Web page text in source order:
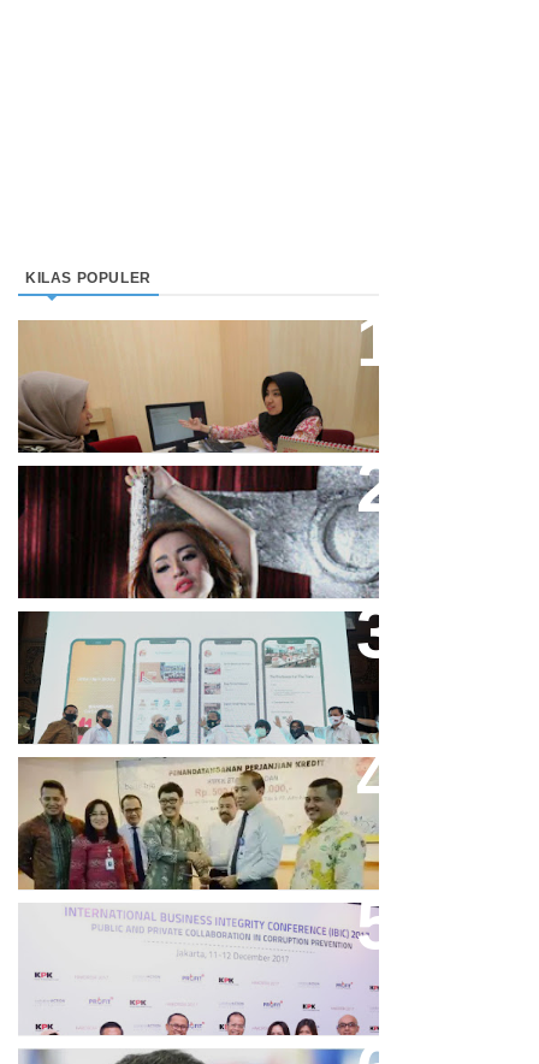
KILAS POPULER
Keuangan Syariah Di Indonesia
Meningkat
Cupi Cupita Luncurkan Single
“Yo Uwis”
Bandung Great Sale 2020 Go
Online Resmi Dimulai
Bank Bjb Fasilitasi Kredit Modal
Kerja Konstruksi PT Adhi Karya
Keren, Bank BJB Kantongi
Puluhan Penghargaan Sepanjang
2017